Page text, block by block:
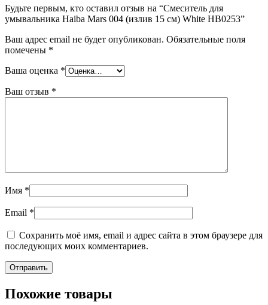
Будьте первым, кто оставил отзыв на “Смеситель для
умывальника Haiba Mars 004 (излив 15 см) White HB0253”
Ваш адрес email не будет опубликован. Обязательные поля
помечены *
Ваша оценка *
Ваш отзыв *
Имя *
Email *
Сохранить моё имя, email и адрес сайта в этом браузере для
последующих моих комментариев.
Похожие товары